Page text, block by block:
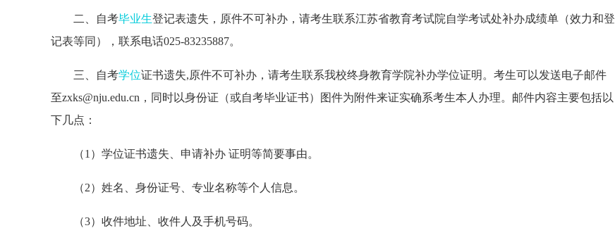
二、自考毕业生登记表遗失，原件不可补办，请考生联系江苏省教育考试院自学考试处补办成绩单（效力和登
记表等同），联系电话025-83235887。
三、自考学位证书遗失,原件不可补办，请考生联系我校终身教育学院补办学位证明。考生可以发送电子邮件
至zxks@nju.edu.cn，同时以身份证（或自考毕业证书）图件为附件来证实确系考生本人办理。邮件内容主要包括以
下几点：
（1）学位证书遗失、申请补办 证明等简要事由。
（2）姓名、身份证号、专业名称等个人信息。
（3）收件地址、收件人及手机号码。